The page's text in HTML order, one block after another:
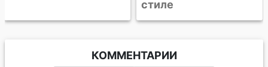
КОММЕНТАРИИ